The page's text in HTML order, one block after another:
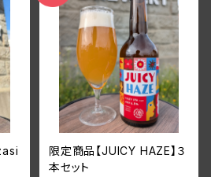
限定商品【JUICY HAZE】３
本セット